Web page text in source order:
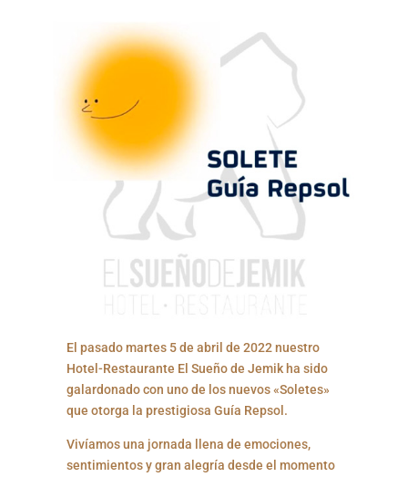
El pasado martes 5 de abril de 2022 nuestro
Hotel-Restaurante El Sueño de Jemik ha sido
galardonado con uno de los nuevos «Soletes»
que otorga la prestigiosa Guía Repsol.
Vivíamos una jornada llena de emociones,
sentimientos y gran alegría desde el momento